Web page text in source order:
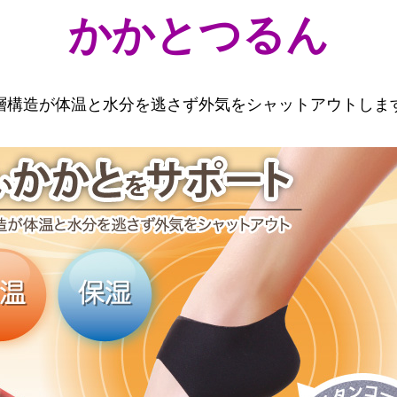
かかとつるん
構造が体温と水分を逃さず外気をシャットアウトしま